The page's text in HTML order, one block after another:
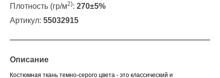
Плотность (гр/м2): 270±5%
Артикул: 55032915
Описание
Костюмная ткань темно-серого цвета - это классический и